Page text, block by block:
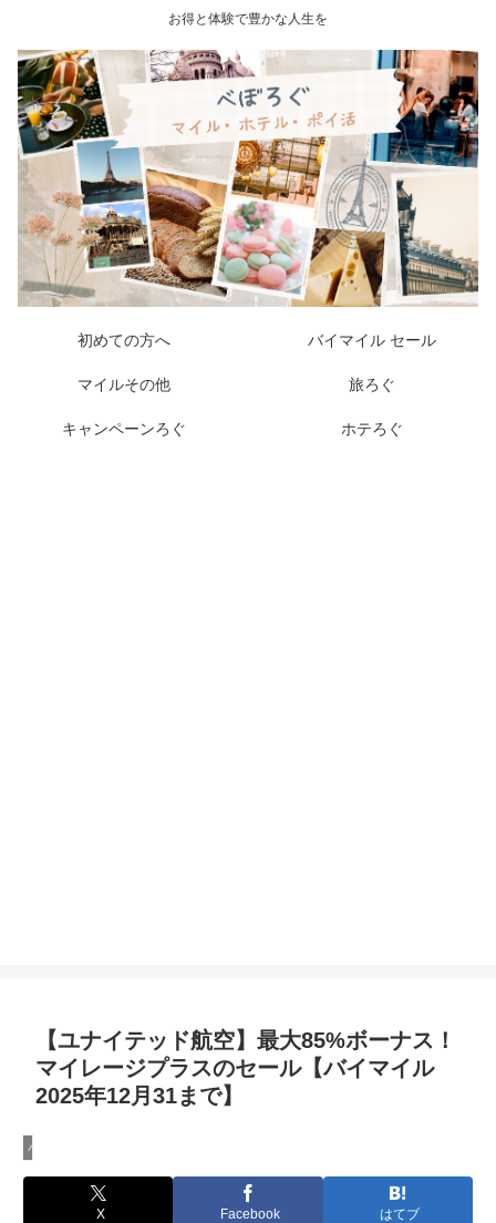
お得と体験で豊かな人生を
初めての方へ バイマイル セール
マイルその他 旅ろぐ
キャンペーンろぐ ホテろぐ
【ユナイテッド航空】最大85%ボーナス！
マイレージプラスのセール【バイマイル
2025年12月31まで】
バイマイル セール
X Facebook はてブ